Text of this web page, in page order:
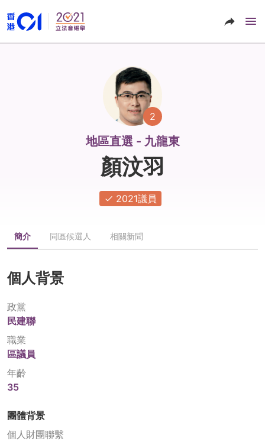
2
地區直選 - 九龍東
顏汶羽
2021議員
簡介 同區候選人 相關新聞
個人背景
政黨
民建聯
職業
區議員
年齡
35
團體背景
個人財團聯繫